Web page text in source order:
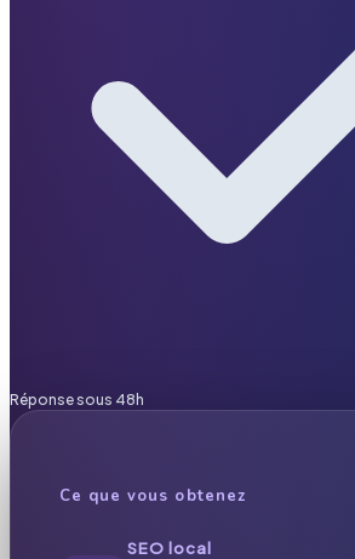
Réponse sous 48h
Ce que vous obtenez
SEO local